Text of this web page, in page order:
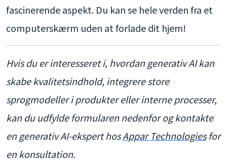
fascinerende aspekt. Du kan se hele verden fra et
computerskærm uden at forlade dit hjem!
Hvis du er interesseret i, hvordan generativ AI kan
skabe kvalitetsindhold, integrere store
sprogmodeller i produkter eller interne processer,
kan du udfylde formularen nedenfor og kontakte
en generativ AI-ekspert hosAppar Technologies for
en konsultation.